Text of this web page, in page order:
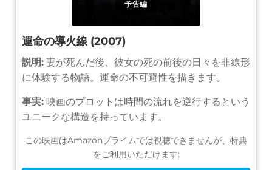
予告編
運命の導火線 (2007)
説明: 妻が死んだ後、彼女の死の前後の日々を非線形
に体験する物語。運命の不可避性を描きます。
事実: 映画のプロットは時間の流れを逆行するという
ユニークな構造を持っています。
この映画はAmazonプライムでは視聴できませんが、特典
をご利用いただけます: